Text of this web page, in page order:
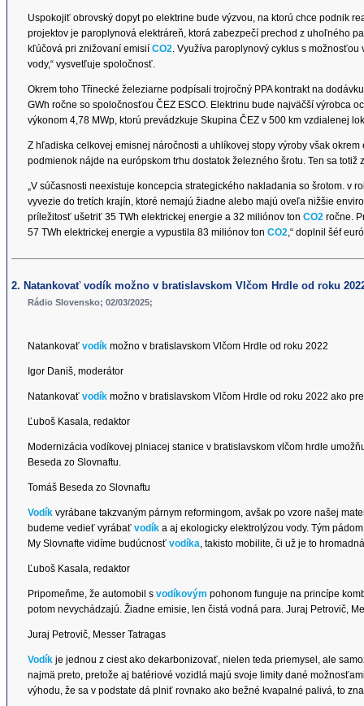
Uspokojiť obrovský dopyt po elektrine bude výzvou, na ktorú chce podnik
projektov je paroplynová elektráreň, ktorá zabezpečí prechod z uhoľného
kľúčová pri znižovaní emisií CO2. Využíva paroplynový cyklus s
vody,“ vysvetľuje spoločnosť.
Okrem toho Třinecké železiarne podpísali trojročný PPA kontrakt na
GWh ročne so spoločnosťou ČEZ ESCO. Elektrinu bude najväčší výrobca
výkonom 4,78 MWp, ktorú prevádzkuje Skupina ČEZ v 500 km vzdialenej
Z hľadiska celkovej emisnej náročnosti a uhlíkovej stopy výroby však
podmienok nájde na európskom trhu dostatok železného šrotu. Ten sa totiž
„V súčasnosti neexistuje koncepcia strategického nakladania so šrotom. v
vyvezie do tretích krajín, ktoré nemajú žiadne alebo majú oveľa nižšie
príležitosť ušetriť 35 TWh elektrickej energie a 32 miliónov ton CO2 ročne.
57 TWh elektrickej energie a vypustila 83 miliónov ton CO2,“ doplnil šéf
2. Natankovať vodík možno v bratislavskom Vlčom Hrdle od roku
Rádio Slovensko; 02/03/2025;
Natankovať vodík možno v bratislavskom Vlčom Hrdle od roku 2022
Igor Daniš, moderátor
Natankovať vodík možno v bratislavskom Vlčom Hrdle od roku 2022 ako
Ľuboš Kasala, redaktor
Modernizácia vodíkovej plniacej stanice v bratislavskom vlčom hrdle
Beseda zo Slovnaftu.
Tomáš Beseda zo Slovnaftu
Vodík vyrábane takzvaným párnym reformingom, avšak po vzore našej
budeme vedieť vyrábať vodík a aj ekologicky elektrolýzou vody. Tým
My Slovnafte vidíme budúcnosť vodíka, takisto mobilite, či už je to
Ľuboš Kasala, redaktor
Pripomeňme, že automobil s vodíkovým pohonom funguje na princípe
potom nevychádzajú. Žiadne emisie, len čistá vodná para. Juraj Petrovič,
Juraj Petrovič, Messer Tatragas
Vodík je jednou z ciest ako dekarbonizovať, nielen teda priemysel, ale
najmä preto, pretože aj batériové vozidlá majú svoje limity dané
výhodu, že sa v podstate dá plniť rovnako ako bežné kvapalné palivá, to